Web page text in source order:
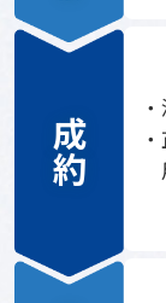
成約